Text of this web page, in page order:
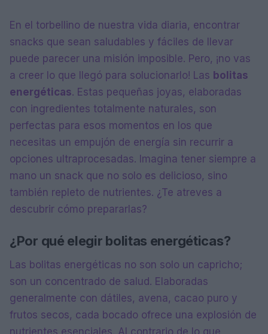
En el torbellino de nuestra vida diaria, encontrar
snacks que sean saludables y fáciles de llevar
puede parecer una misión imposible. Pero, ¡no vas
a creer lo que llegó para solucionarlo! Las bolitas
energéticas. Estas pequeñas joyas, elaboradas
con ingredientes totalmente naturales, son
perfectas para esos momentos en los que
necesitas un empujón de energía sin recurrir a
opciones ultraprocesadas. Imagina tener siempre a
mano un snack que no solo es delicioso, sino
también repleto de nutrientes. ¿Te atreves a
descubrir cómo prepararlas?
¿Por qué elegir bolitas energéticas?
Las bolitas energéticas no son solo un capricho;
son un concentrado de salud. Elaboradas
generalmente con dátiles, avena, cacao puro y
frutos secos, cada bocado ofrece una explosión de
nutrientes esenciales. Al contrario de lo que